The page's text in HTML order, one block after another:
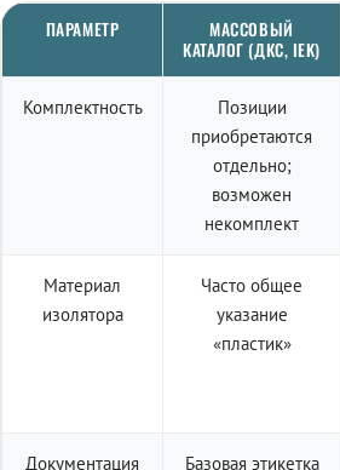
ПАРАМЕТР
МАССОВЫЙ
КАТАЛОГ (ДКС, IEK)
Комплектность
Позиции
приобретаются
отдельно;
возможен
некомплект
Материал
изолятора
Часто общее
указание
«пластик»
Документация Базовая этикетка